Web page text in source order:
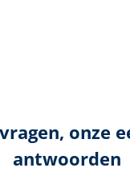
onze
antwoorden